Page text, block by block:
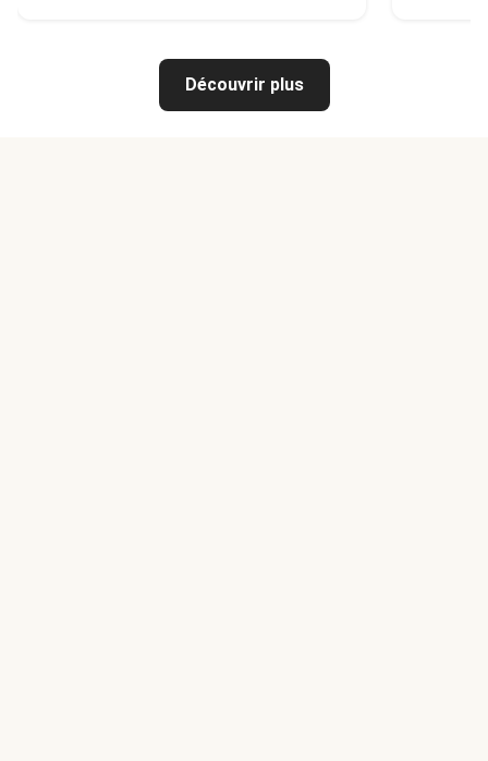
Découvrir plus